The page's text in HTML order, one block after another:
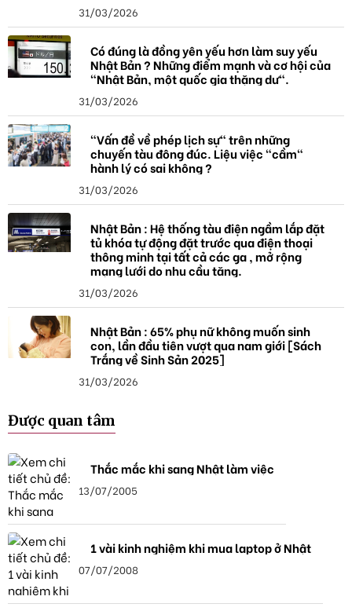
31/03/2026
Có đúng là đồng yên yếu hơn làm suy yếu
Nhật Bản ? Những điểm mạnh và cơ hội của
"Nhật Bản, một quốc gia thặng dư".
31/03/2026
"Vấn đề về phép lịch sự" trên những
chuyến tàu đông đúc. Liệu việc "cầm"
hành lý có sai không ?
31/03/2026
Nhật Bản : Hệ thống tàu điện ngầm lắp đặt
tủ khóa tự động đặt trước qua điện thoại
thông minh tại tất cả các ga , mở rộng
mạng lưới do nhu cầu tăng.
31/03/2026
Nhật Bản : 65% phụ nữ không muốn sinh
con, lần đầu tiên vượt qua nam giới [Sách
Trắng về Sinh Sản 2025]
31/03/2026
Được quan tâm
Thắc mắc khi sang Nhật làm việc
13/07/2005
1 vài kinh nghiệm khi mua laptop ở Nhật
07/07/2008